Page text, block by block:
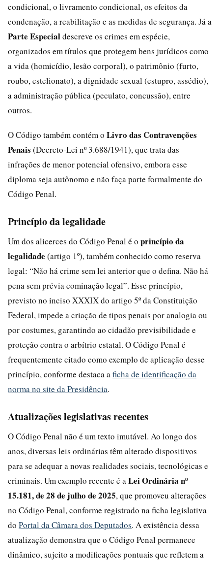
condicional, o livramento condicional, os efeitos da
condenação, a reabilitação e as medidas de segurança. Já a
Parte Especialdescreve os crimes em espécie,
organizados em títulos que protegem bens jurídicos como
a vida (homicídio, lesão corporal), o patrimônio (furto,
roubo, estelionato), a dignidade sexual (estupro, assédio),
a administração pública (peculato, concussão), entre
outros.
O Código também contém o Livro das Contravenções
Penais (Decreto-Lei nº 3.688/1941), que trata das
infrações de menor potencial ofensivo, embora esse
diploma seja autônomo e não faça parte formalmente do
Código Penal.
Princípio da legalidade
Um dos alicerces do Código Penal é o princípio da
legalidade (artigo 1º), também conhecido como reserva
legal: “Não há crime sem lei anterior que o defina. Não há
pena sem prévia cominação legal”. Esse princípio,
previsto no inciso XXXIX do artigo 5º da Constituição
Federal, impede a criação de tipos penais por analogia ou
por costumes, garantindo ao cidadão previsibilidade e
proteção contra o arbítrio estatal. O Código Penal é
frequentemente citado como exemplo de aplicação desse
princípio, conforme destaca a ficha de identificação da
norma no site da Presidência.
Atualizações legislativas recentes
O Código Penal não é um texto imutável. Ao longo dos
anos, diversas leis ordinárias têm alterado dispositivos
para se adequar a novas realidades sociais, tecnológicas e
criminais. Um exemplo recente é a Lei Ordinária nº
15.181, de 28 de julho de 2025, que promoveu alterações
no Código Penal, conforme registrado na ficha legislativa
do Portal da Câmara dos Deputados. A existência dessa
atualização demonstra que o Código Penal permanece
dinâmico, sujeito a modificações pontuais que refletem a